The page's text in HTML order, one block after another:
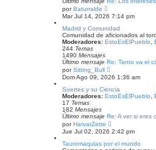
e
n
s
a
j
porBaturralde
e
r
ú
l
t
o
m
e
n
s
a
Mar Jul 14, 2026 7:14 pm
Madrid y Comunidad
Comunidad de aficionados al
Moderadores: EstoEsElPueblo
244 Temas
1490 Mensajes
Último mensaje Re: Tanto va el
porSitting_Bull
e
r
ú
l
m
o
m
e
n
s
Dom Ago 09, 2026 1:36 am
Suertes y su Ciencia
Moderadores: EstoEsElPueblo
17 Temas
182 Mensajes
Último mensaje Re: A ver si eres
porHarvarZette
e
r
ú
Jue Jul 02, 2026 2:42 pm
Tauromaquias por el mundo